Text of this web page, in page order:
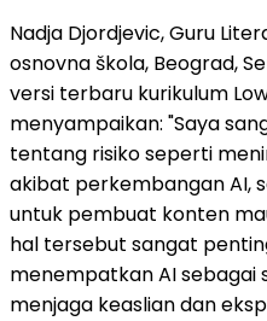
Nadja Djordjevic, Guru
osnovna škola, Beograd,
versi terbaru kurikulum
menyampaikan: "Saya
tentang risiko seperti
akibat perkembangan AI,
untuk pembuat konten
hal tersebut sangat
menempatkan AI sebagai
menjaga keaslian dan